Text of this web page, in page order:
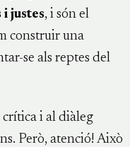
i justes, i són el
construir una
se als reptes del
crítica i al diàleg
Però, atenció! Això